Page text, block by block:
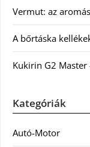
Vermut: az
A bőrtáska
Kukirin G2
Kategóriák
Autó-Motor